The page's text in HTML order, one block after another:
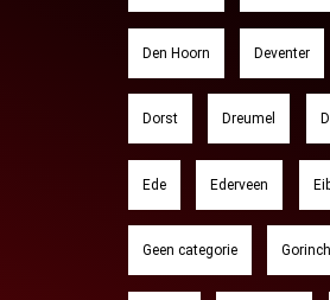
Den Hoorn Deventer
Dorst Dreumel
Ede Ederveen
Geen categorie